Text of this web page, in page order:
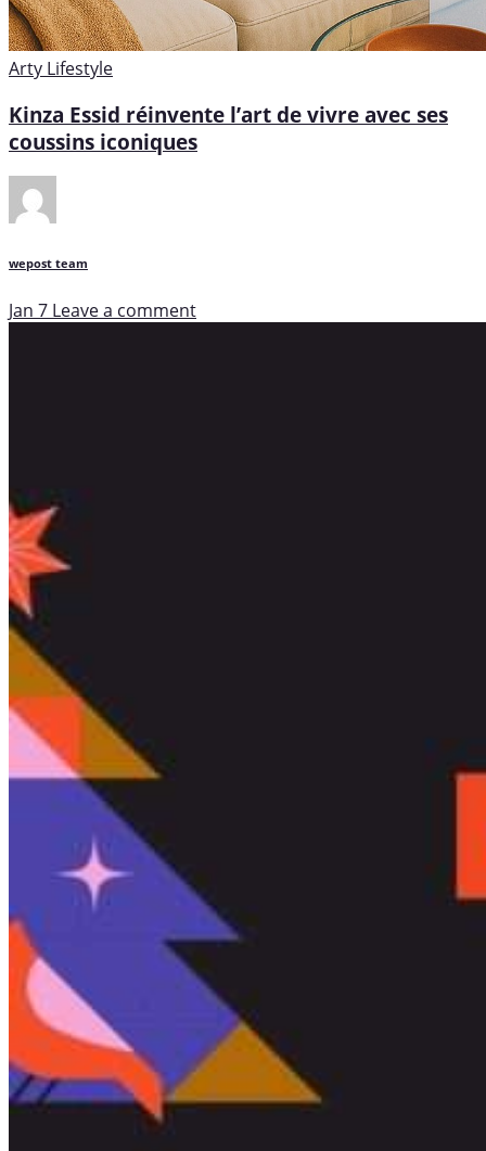
Arty Lifestyle
Kinza Essid réinvente l’art de vivre avec ses
coussins iconiques
wepost team
Jan 7 Leave a comment